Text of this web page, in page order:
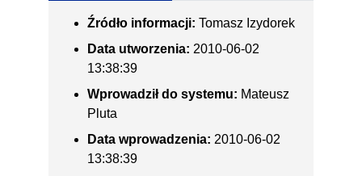
Źródło informacji: Tomasz Izydorek
Data utworzenia: 2010-06-02
13:38:39
Wprowadził do systemu: Mateusz
Pluta
Data wprowadzenia: 2010-06-02
13:38:39